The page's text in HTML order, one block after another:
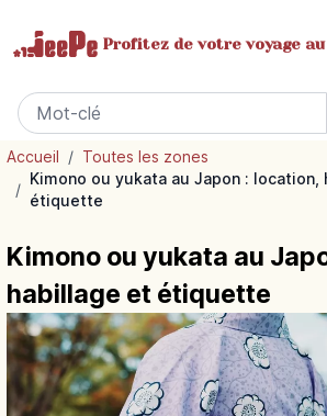
Profitez de votrevoyage
Accueil / Toutes les zones
/
Kimono ou yukata au Japon : location,
étiquette
Kimono ou yukata au
habillage et étiquette